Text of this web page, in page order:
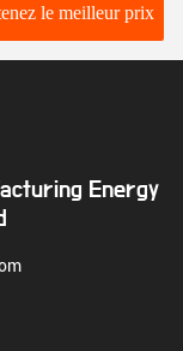
le meilleur prix
Energy